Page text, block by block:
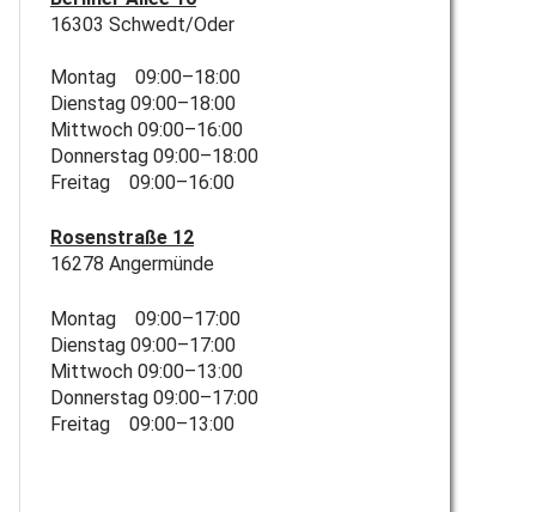
16303 Schwedt/Oder
Montag 09:00–18:00
Dienstag 09:00–18:00
Mittwoch 09:00–16:00
Donnerstag 09:00–18:00
Freitag 09:00–16:00
Rosenstraße 12
16278 Angermünde
Montag 09:00–17:00
Dienstag 09:00–17:00
Mittwoch 09:00–13:00
Donnerstag 09:00–17:00
Freitag 09:00–13:00